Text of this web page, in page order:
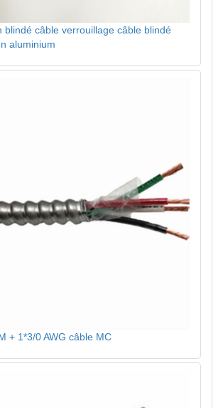
blindé câble verrouillage câble blindé
aluminium
+ 1*3/0 AWG câble MC